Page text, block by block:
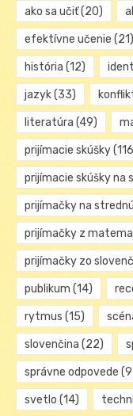
ako sa učiť(20)
efektívne učenie (21)
história (12)
jazyk(33)
literatúra (49)
prijímacie skúšky
prijímacie skúšky na
prijímačky na strednú
prijímačky z
prijímačky zo
publikum (14)
rytmus (15)
slovenčina (22)
správne odpovede
svetlo (14)